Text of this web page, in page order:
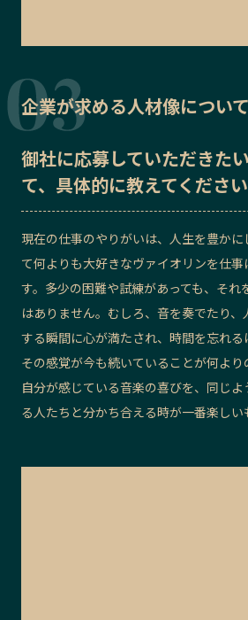
企業が求める人材像について
御社に応募していただきたい
て、具体的に教えてください
現在の仕事のやりがいは、人生を豊か
て何よりも大好きなヴァイオリンを仕
す。多少の困難や試練があっても、それ
はありません。むしろ、音を奏でたり、
する瞬間に心が満たされ、時間を忘れる
その感覚が今も続いていることが何より
自分が感じている音楽の喜びを、同じ
る人たちと分かち合える時が一番楽しい